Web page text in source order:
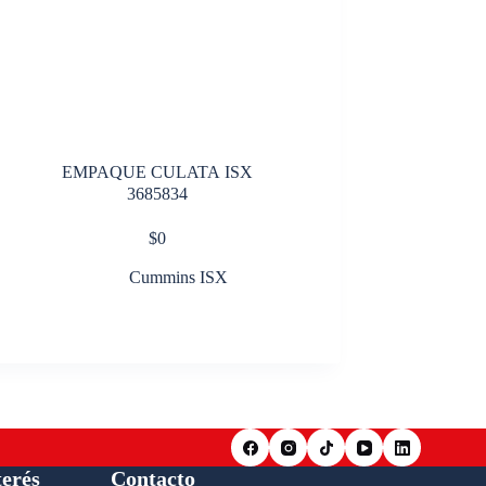
EMPAQUE CULATA ISX
3685834
$0
Cummins ISX
Contacto